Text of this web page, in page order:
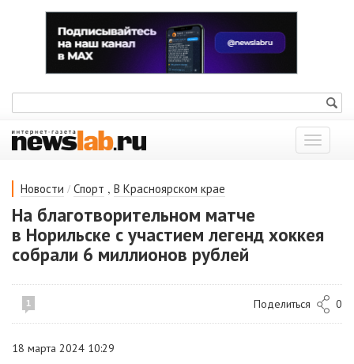
Показать
меню
Новости / Спорт , В Красноярском крае
На благотворительном матче
в Норильске с участием легенд хоккея
собрали 6 миллионов рублей
1 Поделиться 0
18 марта 2024 10:29